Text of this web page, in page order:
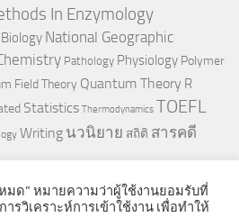
In Enzymology
National Geographic
Pathology Physiology Polymer
Field Theory Quantum Theory R
Statistics Thermodynamics TOEFL
Writing นวนิยาย สถิติ สารคดี
มด” หมายความว่าผู้ใช้งานยอมรับที่
รวิเคราะห์การเข้าใช้งาน เพื่อทำให้